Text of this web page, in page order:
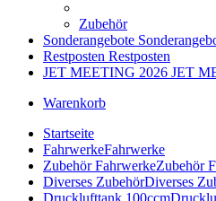
Zubehör
Sonderangebote
Restposten Restposten
JET MEETING 2026 JET
Warenkorb
Startseite
FahrwerkeFahrwerke
Zubehör FahrwerkeZubehör
Diverses ZubehörDiverses
Drucklufttank 100ccm